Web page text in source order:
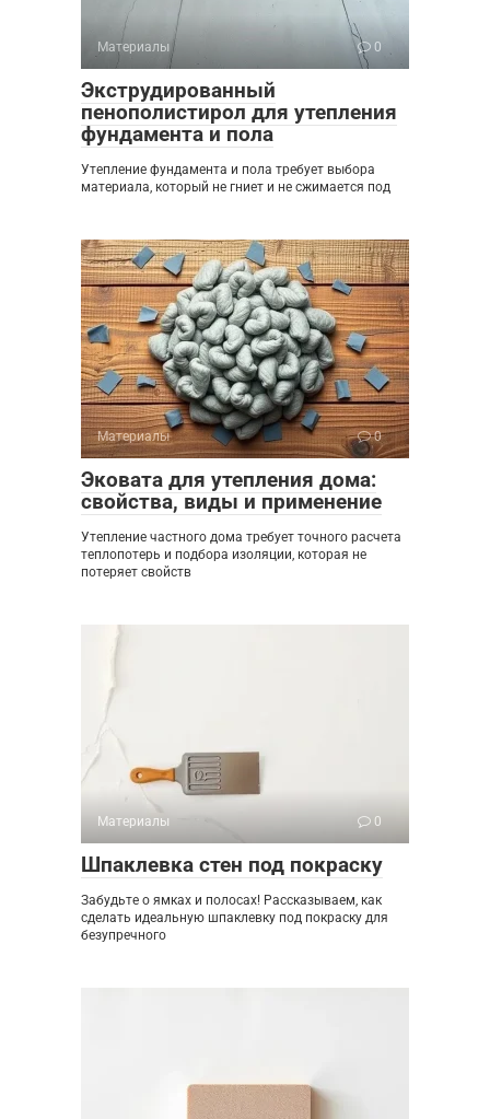
Материалы 0
Экструдированный
пенополистирол для утепления
фундамента и пола
Утепление фундамента и пола требует выбора
материала, который не гниет и не сжимается под
Материалы 0
Эковата для утепления дома:
свойства, виды и применение
Утепление частного дома требует точного расчета
теплопотерь и подбора изоляции, которая не
потеряет свойств
Материалы 0
Шпаклевка стен под покраску
Забудьте о ямках и полосах! Рассказываем, как
сделать идеальную шпаклевку под покраску для
безупречного